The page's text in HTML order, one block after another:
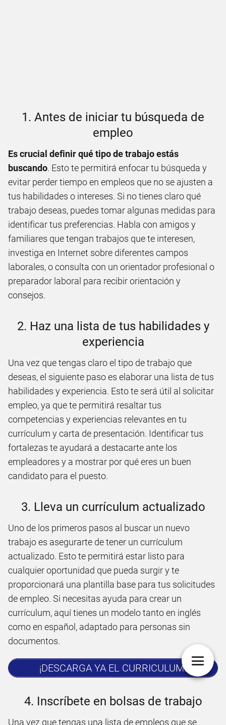
1. Antes de iniciar tu búsqueda de
empleo
Es crucial definir qué tipo de trabajo estás
buscando. Esto te permitirá enfocar tu búsqueda y
evitar perder tiempo en empleos que no se ajusten a
tus habilidades o intereses. Si no tienes claro qué
trabajo deseas, puedes tomar algunas medidas para
identificar tus preferencias. Habla con amigos y
familiares que tengan trabajos que te interesen,
investiga en Internet sobre diferentes campos
laborales, o consulta con un orientador profesional o
preparador laboral para recibir orientación y
consejos.
2. Haz una lista de tus habilidades y
experiencia
Una vez que tengas claro el tipo de trabajo que
deseas, el siguiente paso es elaborar una lista de tus
habilidades y experiencia. Esto te será útil al solicitar
empleo, ya que te permitirá resaltar tus
competencias y experiencias relevantes en tu
currículum y carta de presentación. Identificar tus
fortalezas te ayudará a destacarte ante los
empleadores y a mostrar por qué eres un buen
candidato para el puesto.
3. Lleva un currículum actualizado
Uno de los primeros pasos al buscar un nuevo
trabajo es asegurarte de tener un currículum
actualizado. Esto te permitirá estar listo para
cualquier oportunidad que pueda surgir y te
proporcionará una plantilla base para tus solicitudes
de empleo. Si necesitas ayuda para crear un
currículum, aquí tienes un modelo tanto en inglés
como en español, adaptado para personas sin
documentos.
¡DESCARGA YA EL CURRICULUM!
4. Inscríbete en bolsas de trabajo
Una vez que tengas una lista de empleos que se